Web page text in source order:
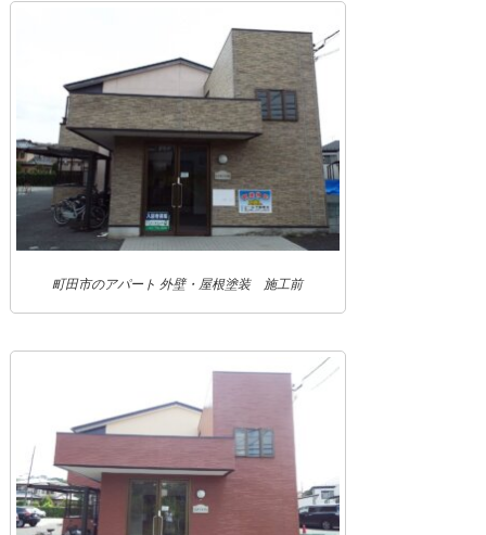
町田市のアパート 外壁・屋根塗装 施工前